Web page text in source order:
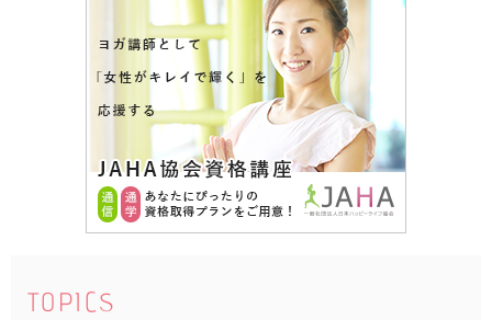
TOPICS